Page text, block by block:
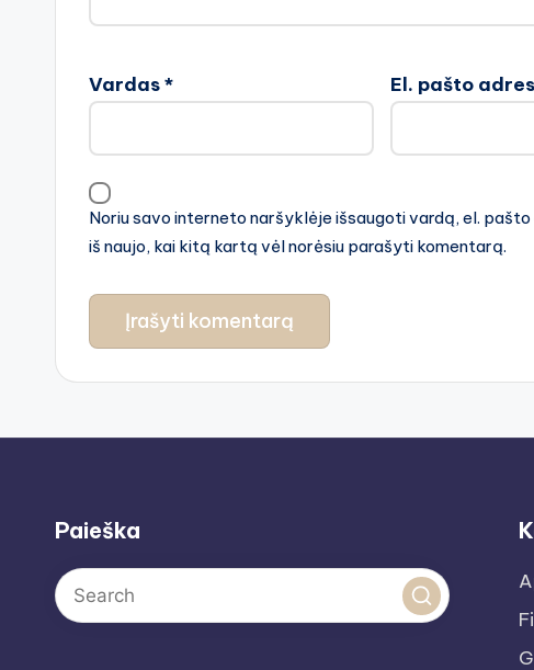
Vardas* El. pašto
Noriu savo interneto naršyklėje išsaugoti vardą, el.
iš naujo, kai kitą kartą vėl norėsiu parašyti komentarą.
Paieška